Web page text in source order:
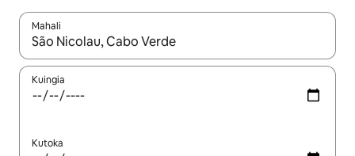
Mahali
Wakati matokeo yanapatikana, vinjari kwa kutumia vitufe vya
Kuingia
Kutoka